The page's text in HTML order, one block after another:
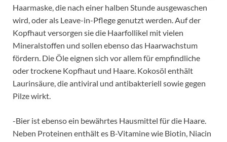
Haarmaske, die nach einer halben Stunde ausgewaschen
wird, oder als Leave-in-Pflege genutzt werden. Auf der
Kopfhaut versorgen sie die Haarfollikel mit vielen
Mineralstoffen und sollen ebenso das Haarwachstum
fördern. Die Öle eignen sich vor allem für empfindliche
oder trockene Kopfhaut und Haare. Kokosöl enthält
Laurinsäure, die antiviral und antibakteriell sowie gegen
Pilze wirkt.
-Bier ist ebenso ein bewährtes Hausmittel für die Haare.
Neben Proteinen enthält es B-Vitamine wie Biotin, Niacin